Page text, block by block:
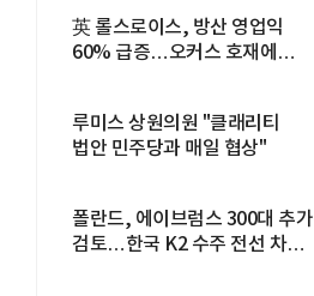
英 롤스로이스, 방산 영업익
60% 급증…오커스 호재에
루미스 상원의원 "클래리티
법안 민주당과 매일 협상"
폴란드, 에이브럼스 300대 추가
검토…한국 K2 수주 전선 차질